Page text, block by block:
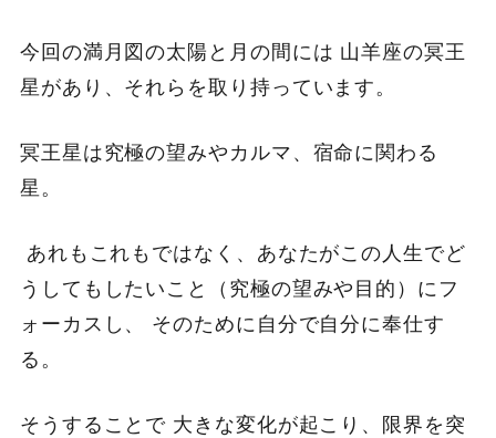
今回の満月図の太陽と月の間には 山羊座の冥王
星があり、それらを取り持っています。
冥王星は究極の望みやカルマ、宿命に関わる
星。
あれもこれもではなく、あなたがこの人生でど
うしてもしたいこと（究極の望みや目的）にフ
ォーカスし、 そのために自分で自分に奉仕す
る。
そうすることで 大きな変化が起こり、限界を突